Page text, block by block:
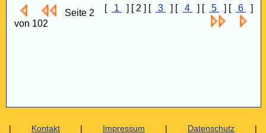
Seite 2
von 102
[ 1 ] [ 2 ] [ 3 ] [ 4 ] [ 5 ] [ 6 ]
| Kontakt | Impressum | Datenschutz |